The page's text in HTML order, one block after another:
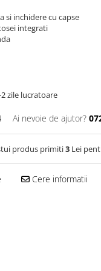
si inchidere cu capse
integrati
2 zile lucratoare
Ai nevoie de ajutor?
produs primiti3 Lei
Cere informatii